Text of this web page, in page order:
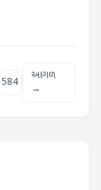
584
આગળ
→